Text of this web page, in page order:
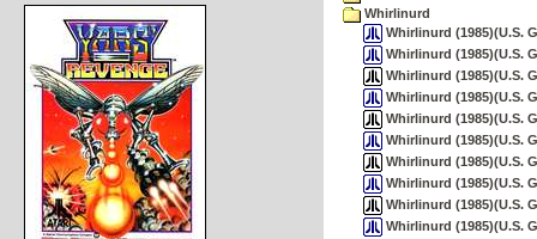
Whirlinurd
Whirlinurd (1985)(U.S.
Whirlinurd (1985)(U.S.
Whirlinurd (1985)(U.S.
Whirlinurd (1985)(U.S.
Whirlinurd (1985)(U.S.
Whirlinurd (1985)(U.S.
Whirlinurd (1985)(U.S.
Whirlinurd (1985)(U.S.
Whirlinurd (1985)(U.S.
Whirlinurd (1985)(U.S.